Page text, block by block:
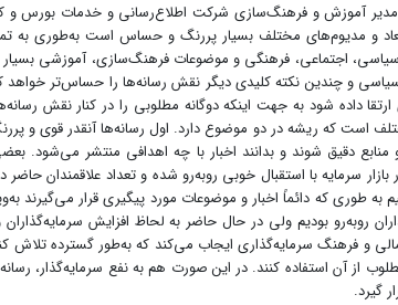
آموزش و فرهنگ‌سازی شرکت اطلاع‌رسانی و خدمات بورس و
و مدیوم‌های مختلف بسیار پررنگ و حساس است به‌طوری به
سیاسی، اجتماعی، فرهنگی و موضوعات فرهنگ‌سازی، آموزشی
و چندین نکته کلیدی دیگر نقش رسانه‌ها را حساس‌تر
ارتقا داده شود به جهت اینکه دوگانه مطلوبی را در کنار
است که ریشه در دو موضوع دارد. اول رسانه‌ها آنقدر قوی و
دقیق شوند و بدانند اخبار با چه اهدافی منتشر می‌شود.
سرمایه با استقبال خوبی روبه‌رو شده و تعداد علاقمندان
طوری که دائماً اخبار و موضوعات مورد پیگیری قرار می‌گیرند
روبه‌رو بودیم ولی در حال حاضر به لحاظ افزایش
و فرهنگ سرمایه‌گذاری ایجاب می‌کند که به‌طور گسترده تلاش
از آن استفاده کنند. در این صورت هم به نفع سرمایه‌گذار،
گیرد.